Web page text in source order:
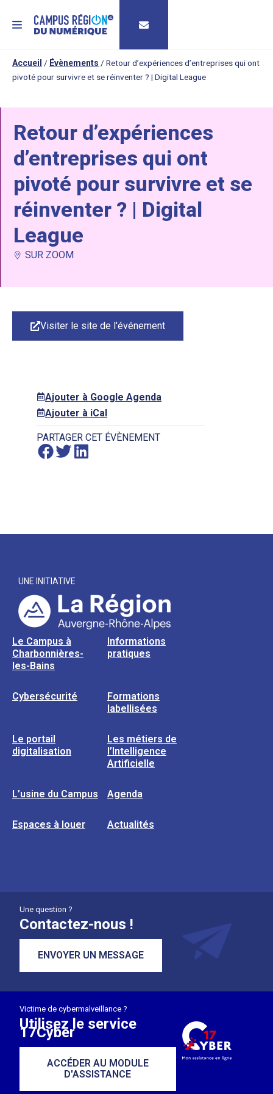
MENU
Accueil / Évènements / Retour d’expériences d’entreprises qui ont
pivoté pour survivre et se réinventer ? | Digital League
Retour d’expériences
d’entreprises qui ont
pivoté pour survivre et se
réinventer ? | Digital
League
SUR ZOOM
Visiter le site de l'événement
Ajouter à Google Agenda
Ajouter à iCal
PARTAGER CET ÉVÈNEMENT
UNE INITIATIVE
Le Campus à
Charbonnières-
les-Bains
Informations
pratiques
Cybersécurité
Formations
labellisées
Le portail
digitalisation
Les métiers de
l’Intelligence
Artificielle
L’usine du Campus Agenda
Espaces à louer Actualités
Une question ?
Contactez-nous !
ENVOYER UN MESSAGE
Victime de cybermalveillance ?
Utilisez le service
17Cyber
ACCÉDER AU MODULE
D'ASSISTANCE